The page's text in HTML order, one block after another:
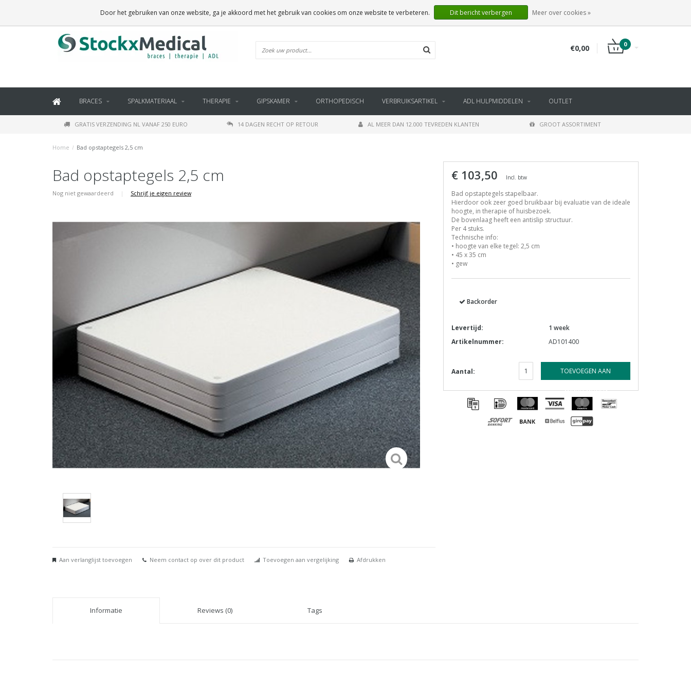
INLOGGEN
NL
€0,00 0
BRACES SPALKMATERIAAL THERAPIE GIPSKAMER ORTHOPEDISCH VERBRUIKSARTIKEL ADL HULPMIDDELEN OUTLET
GRATIS VERZENDING NL VANAF 250 EURO 14 DAGEN RECHT OP RETOUR AL MEER DAN 12.000 TEVREDEN KLANTEN GROOT ASSORTIMENT
Home / Bad opstaptegels 2,5 cm
Bad opstaptegels 2,5 cm
Nog niet gewaardeerd | Schrijf je eigen review
Aan verlanglijst toevoegen Neem contact op over dit product Toevoegen aan vergelijking Afdrukken
€ 103,50 Incl. btw
Bad opstaptegels stapelbaar.
Hierdoor ook zeer goed bruikbaar bij evaluatie van de ideale
hoogte, in therapie of huisbezoek.
De bovenlaag heeft een antislip structuur.
Per 4 stuks.
Technische info:
• hoogte van elke tegel: 2,5 cm
• 45 x 35 cm
• gew
Backorder
Levertijd:
1 week
Artikelnummer:
AD101400
Aantal: TOEVOEGEN AAN
WINKELWAGEN
Informatie Reviews (0) Tags
Door het gebruiken van onze website, ga je akkoord met het gebruik van cookies om onze website te verbeteren. Dit bericht verbergen Meer over cookies »